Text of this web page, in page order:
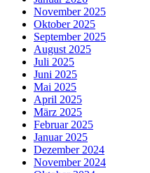
November 2025
Oktober 2025
September 2025
August 2025
Juli 2025
Juni 2025
Mai 2025
April 2025
März 2025
Februar 2025
Januar 2025
Dezember 2024
November 2024